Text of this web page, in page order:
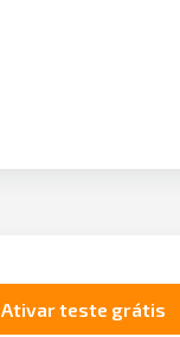
Ativar teste grátis